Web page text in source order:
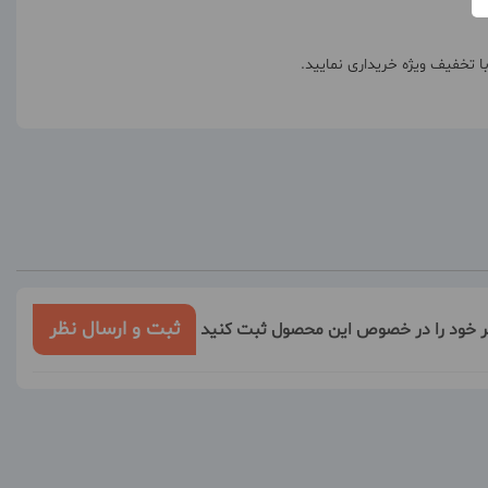
خود را در خصوص این محصول ثبت کنید ثبت و ارسال نظر